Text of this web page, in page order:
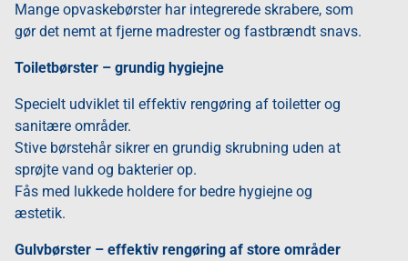
Mange opvaskebørster har integrerede skrabere, som
gør det nemt at fjerne madrester og fastbrændt snavs.
Toiletbørster – grundig hygiejne
Specielt udviklet til effektiv rengøring af toiletter og
sanitære områder.
Stive børstehår sikrer en grundig skrubning uden at
sprøjte vand og bakterier op.
Fås med lukkede holdere for bedre hygiejne og
æstetik.
Gulvbørster – effektiv rengøring af store områder